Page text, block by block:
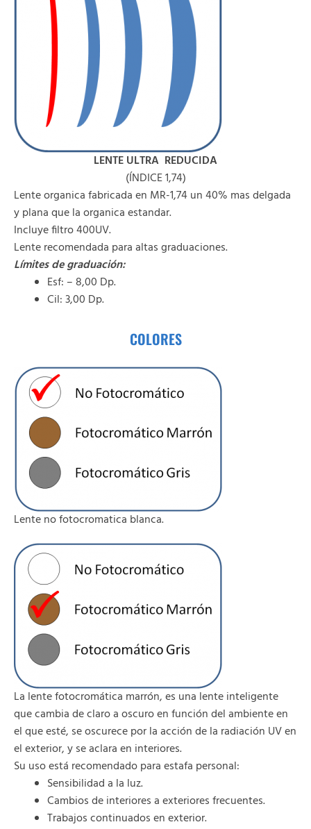
LENTE ULTRA REDUCIDA
(ÍNDICE 1,74)
Lente organica fabricada en MR-1,74 un 40% mas delgada
y plana que la organica estandar.
Incluye filtro 400UV.
Lente recomendada para altas graduaciones.
Límites de graduación:
Esf: – 8,00 Dp.
Cil: 3,00 Dp.
COLORES
Lente no fotocromatica blanca.
La lente fotocromática marrón, es una lente inteligente
que cambia de claro a oscuro en función del ambiente en
el que esté, se oscurece por la acción de la radiación UV en
el exterior, y se aclara en interiores.
Su uso está recomendado para estafa personal:
Sensibilidad a la luz.
Cambios de interiores a exteriores frecuentes.
Trabajos continuados en exterior.